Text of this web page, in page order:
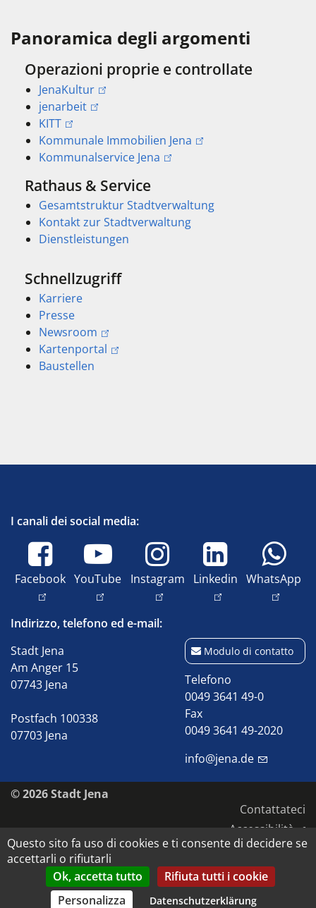
Panoramica degli argomenti
Operazioni proprie e controllate
JenaKultur
jenarbeit
KITT
Kommunale Immobilien Jena
Kommunalservice Jena
Rathaus & Service
Gesamtstruktur Stadtverwaltung
Kontakt zur Stadtverwaltung
Dienstleistungen
Schnellzugriff
Karriere
Presse
Newsroom
Kartenportal
Baustellen
I canali dei social media:
Facebook YouTube Instagram Linkedin WhatsApp
Indirizzo, telefono ed e-mail:
Stadt Jena
Am Anger 15
07743 Jena
Postfach 100338
07703 Jena
Modulo di contatto
Telefono
0049 3641 49-0
Fax
0049 3641 49-2020
info@jena.de
© 2026 Stadt Jena
Contattateci
Accessibilità
Protezione dei dati
Impronta
Diritti d'autore e d'immagine
Questo sito fa uso di cookies e ti consente di decidere se
accettarli o rifiutarli
Ok, accetta tutto
Rifiuta tutti i cookie
Personalizza
Datenschutzerklärung